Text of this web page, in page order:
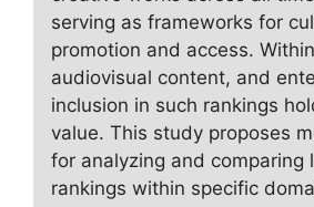
serving as frameworks for
promotion and access.
audiovisual content, and
inclusion in such rankings
value. This study proposes
for analyzing and comparing
rankings within specific